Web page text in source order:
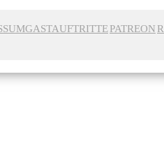
GASTAUFTRITTEPATREON